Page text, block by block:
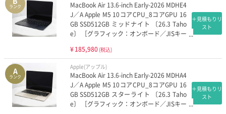
ランク
MacBook Air 13.6-inch Early-2026 MDHE4
J／A Apple M5 10コアCPU_8コアGPU 16
GB SSD512GB ミッドナイト 〔26.3 Taho
e〕 ［グラフィック：オンボード／JISキー
¥185,980 (税込)
＋見積もりリ
スト
A
ランク
Apple(アップル)
MacBook Air 13.6-inch Early-2026 MDHA4
J／A Apple M5 10コアCPU_8コアGPU 16
GB SSD512GB スターライト 〔26.3 Taho
e〕 ［グラフィック：オンボード／JISキー
＋見積もりリ
スト